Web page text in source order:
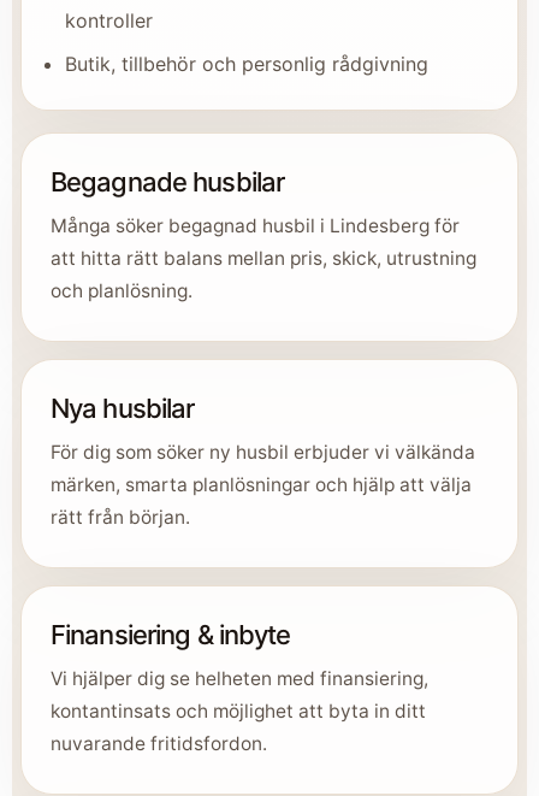
kontroller
Butik, tillbehör och personlig rådgivning
Begagnade husbilar
Många söker begagnad husbil i Lindesberg för
att hitta rätt balans mellan pris, skick, utrustning
och planlösning.
Nya husbilar
För dig som söker ny husbil erbjuder vi välkända
märken, smarta planlösningar och hjälp att välja
rätt från början.
Finansiering & inbyte
Vi hjälper dig se helheten med finansiering,
kontantinsats och möjlighet att byta in ditt
nuvarande fritidsfordon.